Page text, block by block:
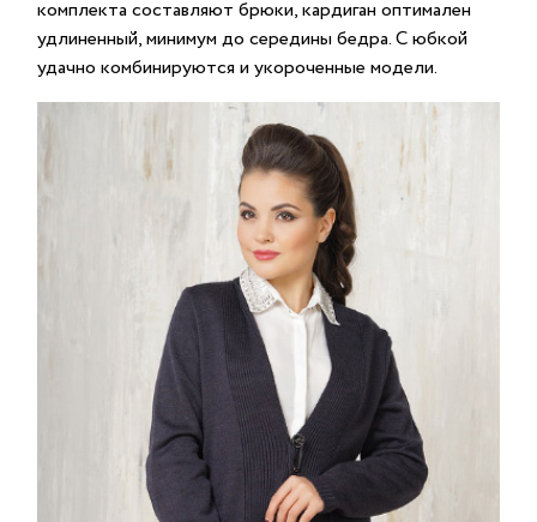
комплекта составляют брюки, кардиган оптимален
удлиненный, минимум до середины бедра. С юбкой
удачно комбинируются и укороченные модели.